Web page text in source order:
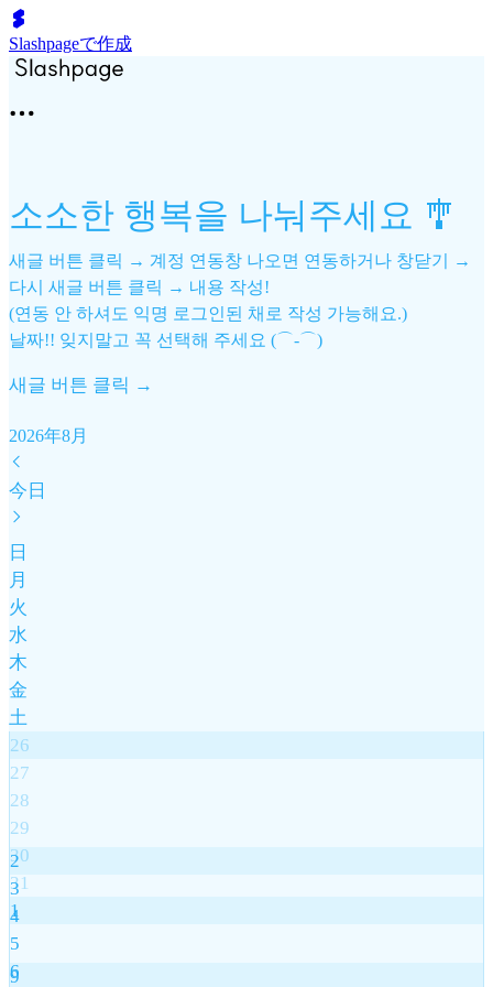
Slashpageで作成
소소한 행복을 나눠주세요 🎐
새글 버튼 클릭 → 계정 연동창 나오면 연동하거나 창닫기 →
다시 새글 버튼 클릭 → 내용 작성!
(연동 안 하셔도 익명 로그인된 채로 작성 가능해요.)
날짜!! 잊지말고 꼭 선택해 주세요 (⌒‐⌒)
새글 버튼 클릭 →
2026年8月
今日
日
月
火
水
木
金
土
26
27
28
29
30
31
1
2
3
4
5
6
9